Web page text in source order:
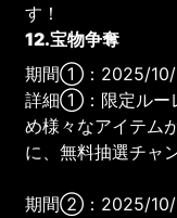
す！
12.宝物争奪
期間①：2025/10/
詳細①：限定ルー
め様々なアイテム
に、無料抽選チャ
期間②：2025/10/